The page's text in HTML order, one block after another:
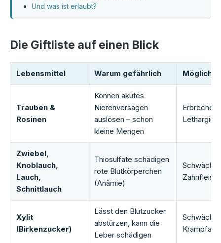
Und was ist erlaubt?
Die Giftliste auf einen Blick
Lebensmittel Warum gefährlich Mögliche
Trauben &
Rosinen
Können akutes
Nierenversagen
auslösen – schon
kleine Mengen
Lethargie
Zwiebel,
Knoblauch,
Lauch,
Schnittlauch
Thiosulfate schädigen
rote Blutkörperchen
(Anämie)
Xylit
(Birkenzucker)
Lässt den Blutzucker
abstürzen, kann die
Leber schädigen